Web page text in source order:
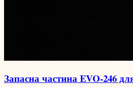
Запасна частина EVO-246